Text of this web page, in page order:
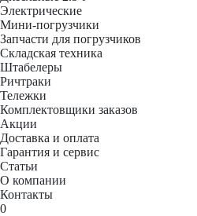
Электрические
Мини-погрузчики
Запчасти для погрузчиков
Складская техника
Штабелеры
Ричтраки
Тележки
Комплектовщики заказов
Акции
Доставка и оплата
Гарантия и сервис
Статьи
О компании
Контакты
0